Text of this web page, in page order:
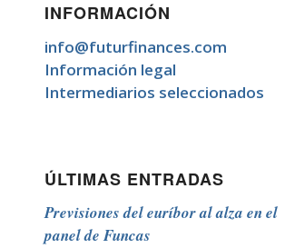
INFORMACIÓN
info@futurfinances.com
Información legal
Intermediarios seleccionados
ÚLTIMAS ENTRADAS
Previsiones del euríbor al alza en el
panel de Funcas